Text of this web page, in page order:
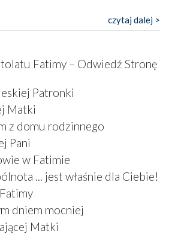
Tylko co wspólnego z żywą,
mieć płaskie, szare bunkry albo
przypomina bardziej
Albo co powiedzieć o ustawionym
wielkim krzyżu, na którym
dziwaczną postać jakby
hieroglifów? W kulturowym
to raczej karykatura niż godny
otoczeniu sanktuarium
się, że wewnątrz Kościoła toczy
o kształt katolicyzmu i o serca
to zmaganie może prowadzić,
niewielkim mieście Obidos,
kościoła działa dzisiaj…
czytaj dalej >
Fatimy – Odwiedź Stronę
Patronki
Matki
z domu rodzinnego
Pani
w Fatimie
... jest właśnie dla Ciebie!
dniem mocniej
Matki